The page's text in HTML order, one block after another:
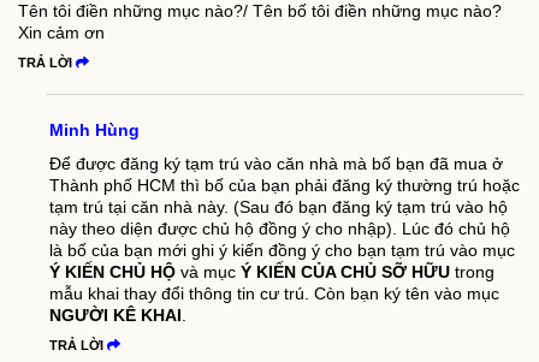
Tên tôi điền những mục nào?/ Tên bố tôi điền những mục nào?
Xin cảm ơn
TRẢ LỜI
Minh Hùng
Để được đăng ký tạm trú vào căn nhà mà bố bạn đã mua ở
Thành phố HCM thì bố của bạn phải đăng ký thường trú hoặc
tạm trú tại căn nhà này. (Sau đó bạn đăng ký tạm trú vào hộ
này theo diện được chủ hộ đồng ý cho nhập). Lúc đó chủ hộ
là bố của bạn mới ghi ý kiến đồng ý cho bạn tạm trú vào mục
Ý KIẾN CHỦ HỘ và mụcÝ KIẾN CỦA CHỦ SỠ HỮU trong
mẫu khai thay đổi thông tin cư trú. Còn bạn ký tên vào mục
NGƯỜI KÊ KHAI
TRẢ LỜI